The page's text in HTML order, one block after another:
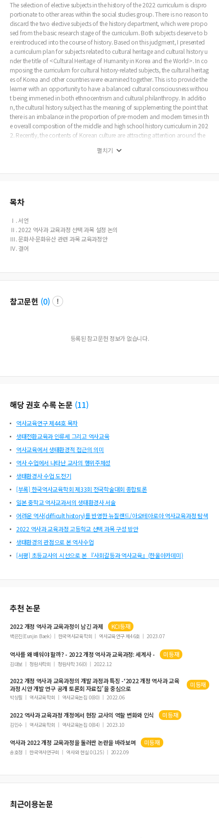
The selection of elective subjects in the history of the 2022 curriculum is dispro
portionate to other areas within the social studies group. There is no reason to
discard the two elective subjects of the history department, which were propo
sed from the basic research stage of the curriculum. Both subjects deserve to b
e reintroduced into the course of history. Based on this judgment, I presented
a curriculum plan for subjects related to cultural heritage and cultural history u
nder the title of <Cultural Heritage of Humanity in Korea and the World>. In co
mposing the curriculum for cultural history-related subjects, the cultural heritag
es of Korea and other countries were examined together. This is to provide the
learner with an opportunity to have a balanced cultural consciousness withou
t being immersed in both ethnocentrism and cultural philanthropy. In additio
n, the cultural history subject has the meaning of supplementing the point that
there is an imbalance in the proportion of pre-modern and modern times in th
e overall composition of the middle and high school history curriculum in 202
2. Recently, the contents of Korean culture are attracting attention around the
culturalism or cultural philanthropy without the opportunity for our youth to
perity.
펼치기
목차
Ⅰ. 서언
Ⅱ. 2022 역사과 교육과정 선택 과목 설정 논의
Ⅲ. 문화사·문화유산 관련 과목 교육과정안
Ⅳ. 결어
참고문헌 (0)
등록된 참고문헌 정보가 없습니다.
해당 권호 수록 논문 (11)
역사교육연구 제44호 목차
생태전환교육과 인류세 그리고 역사교육
역사교육에서 생태환경적 접근의 의미
역사 수업에서 나타난 교사의 행위주체성
생태환경사 수업 도전기
[부록] 한국역사교육학회 제33회 전국학술대회 종합토론
일본 중학교 역사교과서의 생태환경사 서술
어려운 역사(difficult history)를 반영한 뉴질랜드/아오테아로아 역사교육과정 탐색
2022 역사과 교육과정 고등학교 선택 과목 구성 방안
생태환경의 관점으로 본 역사수업
[서평] 초등교사의 시선으로 본 『사회갈등과 역사교육』(한울아카데미)
추천 논문
2022개정 역사과교육과정이 남긴과제 KCI등재
백은진(Eunjin Baek) 한국역사교육학회 역사교육연구 제46호 2023.07
역사를 왜 배워야 할까? - 2022개정역사과교육과정: 세계사 - 미등재
김대보 청람사학회 청람사학 36(0) 2022.12
2022개정 역사과교육과정의 개발과정과특징 -‘2022개정역사과교육
과정시안 개발 연구 공개 토론회 자료집’을 중심으로 미등재
박상필 역사교육학회 역사교육논집 0(80) 2022.06
2022역사과교육과정개정에서 현장 교사의 역할 변화와 인식 미등재
김민수 역사교육학회 역사교육논집 0(84) 2023.10
역사과 2022개정 교육과정을 둘러싼 논란을 바라보며 미등재
송호정 한국역사연구회 역사와 현실 0(125) 2022.09
최근이용논문